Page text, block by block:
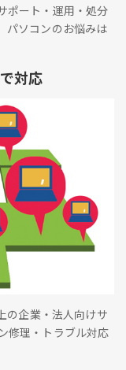
ポート・運用・処分
パソコンのお悩みは
対応
の企業・法人向けサ
修理・トラブル対応